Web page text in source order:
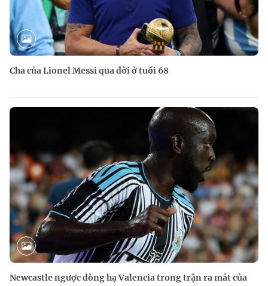
Cha của Lionel Messi qua đời ở tuổi 68
Newcastle ngược dòng hạ Valencia trong trận ra mắt của